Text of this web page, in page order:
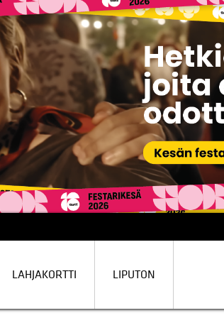
LAHJAKORTTI LIPUTON